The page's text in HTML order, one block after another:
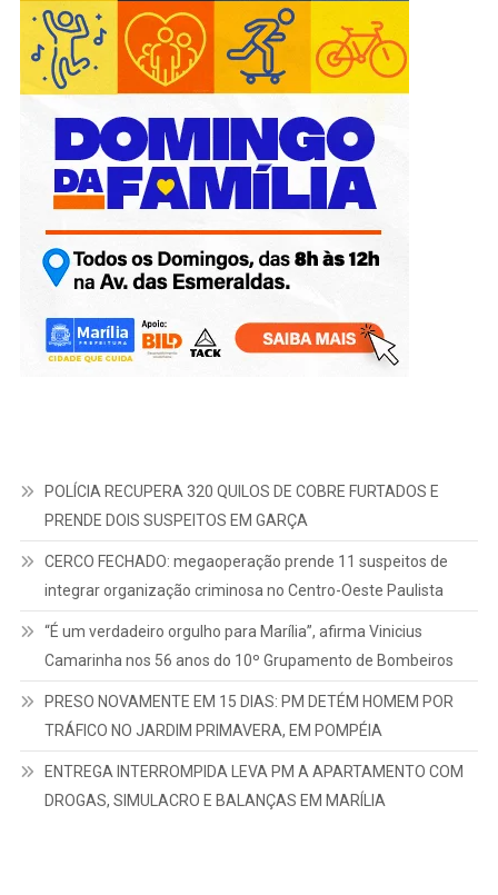
POLÍCIA RECUPERA 320 QUILOS DE COBRE FURTADOS E
PRENDE DOIS SUSPEITOS EM GARÇA
CERCO FECHADO: megaoperação prende 11 suspeitos de
integrar organização criminosa no Centro-Oeste Paulista
“É um verdadeiro orgulho para Marília”, afirma Vinicius
Camarinha nos 56 anos do 10º Grupamento de Bombeiros
PRESO NOVAMENTE EM 15 DIAS: PM DETÉM HOMEM POR
TRÁFICO NO JARDIM PRIMAVERA, EM POMPÉIA
ENTREGA INTERROMPIDA LEVA PM A APARTAMENTO COM
DROGAS, SIMULACRO E BALANÇAS EM MARÍLIA